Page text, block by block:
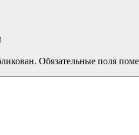
Обязательные поля